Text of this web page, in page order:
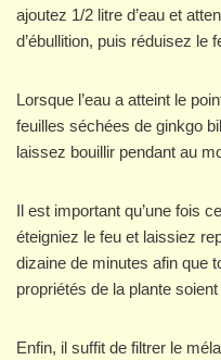
ajoutez 1/2 litre d’eau et
d’ébullition, puis réduisez le
Lorsque l’eau a atteint le
feuilles séchées de ginkgo
laissez bouillir pendant au
Il est important qu’une fois
éteigniez le feu et laissiez
dizaine de minutes afin que
propriétés de la plante
Enfin, il suffit de filtrer le